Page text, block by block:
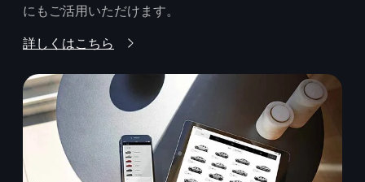
にもご活用いただけます。
詳しくはこちら